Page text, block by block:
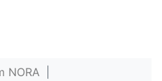
NORA